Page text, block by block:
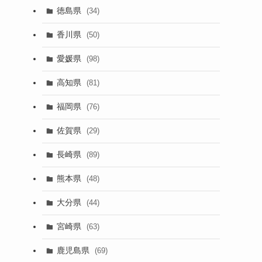
徳島県 (34)
香川県 (50)
愛媛県 (98)
高知県 (81)
福岡県 (76)
佐賀県 (29)
長崎県 (89)
熊本県 (48)
大分県 (44)
宮崎県 (63)
鹿児島県 (69)